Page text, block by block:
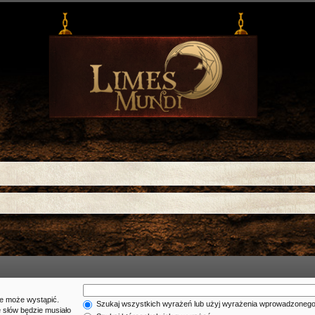
może wystąpić.
będzie musiało
Szukaj wszystkich wyrażeń lub użyj wyrażenia wprowadzonego